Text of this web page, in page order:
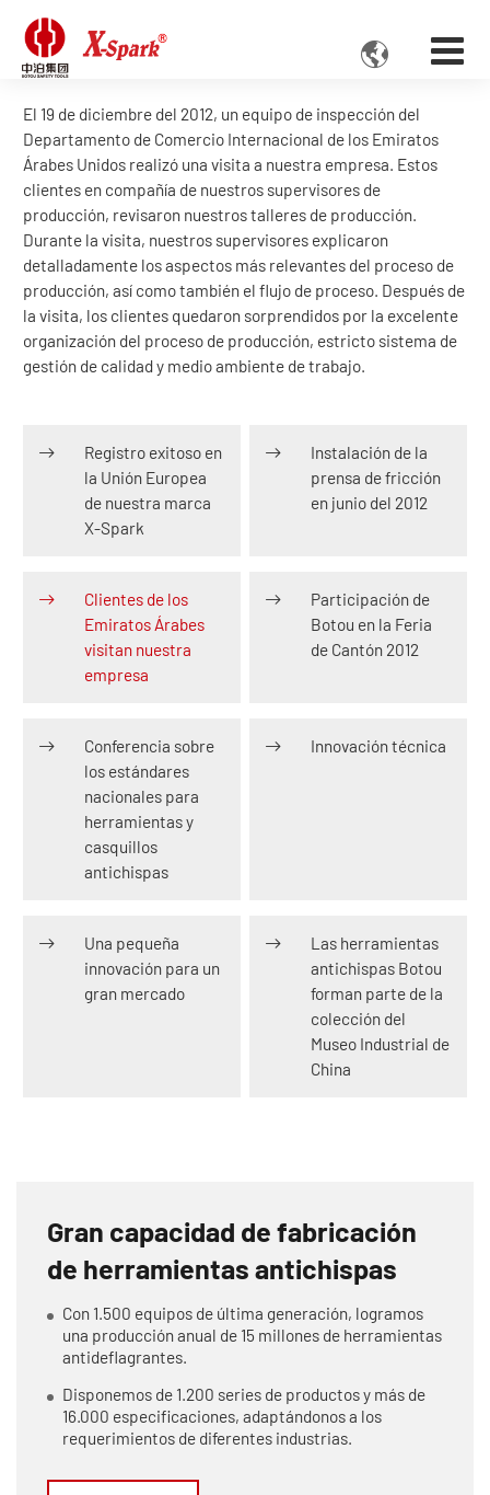

El 19 de diciembre del 2012, un equipo de inspección del
Departamento de Comercio Internacional de los Emiratos
Árabes Unidos realizó una visita a nuestra empresa. Estos
clientes en compañía de nuestros supervisores de
producción, revisaron nuestros talleres de producción.
Durante la visita, nuestros supervisores explicaron
detalladamente los aspectos más relevantes del proceso de
producción, así como también el flujo de proceso. Después de
la visita, los clientes quedaron sorprendidos por la excelente
organización del proceso de producción, estricto sistema de
gestión de calidad y medio ambiente de trabajo.
Registro exitoso en
la Unión Europea
de nuestra marca
X-Spark
Instalación de la
prensa de fricción
en junio del 2012
Clientes de los
Emiratos Árabes
visitan nuestra
empresa
Participación de
Botou en la Feria
de Cantón 2012
Conferencia sobre
los estándares
nacionales para
herramientas y
casquillos
antichispas
Innovación técnica
Una pequeña
innovación para un
gran mercado
Las herramientas
antichispas Botou
forman parte de la
colección del
Museo Industrial de
China
Gran capacidad de fabricación
de herramientas antichispas
Con 1.500 equipos de última generación, logramos
una producción anual de 15 millones de herramientas
antideflagrantes.
Disponemos de 1.200 series de productos y más de
16.000 especificaciones, adaptándonos a los
requerimientos de diferentes industrias.